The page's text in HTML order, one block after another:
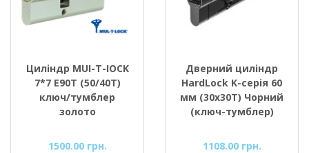
Циліндр MUI-T-IOCK
7*7 Е90Т (50/40Т)
ключ/тумблер
золото
1500.00 грн.
Дверний циліндр
HardLock K-серія 60
мм (30х30Т) Чорний
(ключ-тумблер)
1108.00 грн.